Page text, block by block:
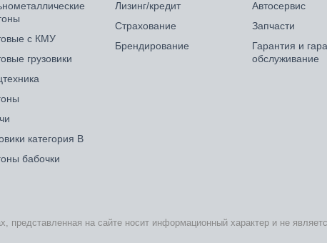
с КМУ
грузовики
категория B
бабочки
Лизинг/кредит
Страхование
Брендирование
Автосервис
Запчасти
Гарантия и
обслуживание
представленная на сайте носит информационный характер и не